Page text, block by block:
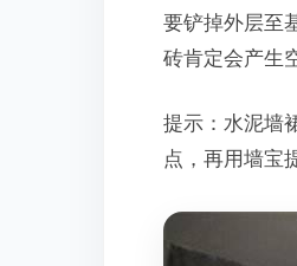
要铲掉外层至
砖肯定会产生
提示：水泥墙
点，再用墙宝